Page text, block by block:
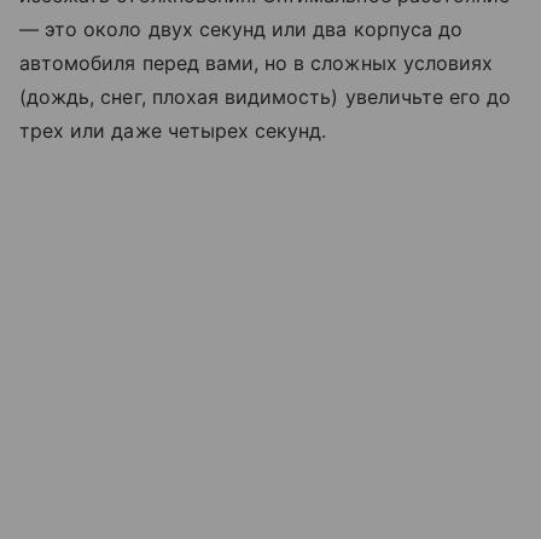
— это около двух секунд или два корпуса до
автомобиля перед вами, но в сложных условиях
(дождь, снег, плохая видимость) увеличьте его до
трех или даже четырех секунд.